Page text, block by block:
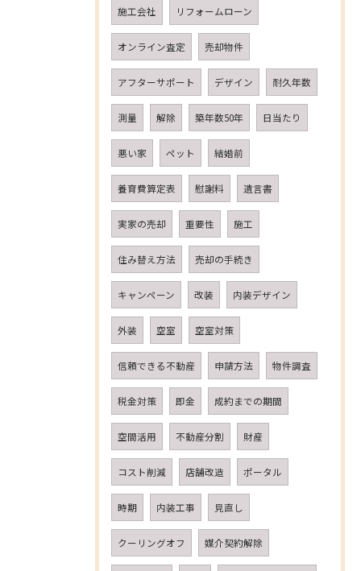
施工会社 リフォームローン
オンライン査定 売却物件
アフターサポート デザイン 耐久年数
測量 解除 築年数50年 日当たり
悪い家 ペット 結婚前
養育費算定表 慰謝料 遺言書
実家の売却 重要性 施工
住み替え方法 売却の手続き
キャンペーン 改装 内装デザイン
外装 空室 空室対策
信頼できる不動産 申請方法 物件調査
税金対策 即金 成約までの期間
空間活用 不動産分割 財産
コスト削減 店舗改造 ポータル
時期 内装工事 見直し
クーリングオフ 媒介契約解除